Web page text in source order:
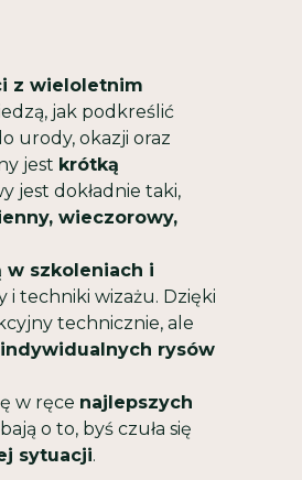
z wieloletnim
jak podkreślić
urody, okazji oraz
jest krótką
jest dokładnie taki,
wieczorowy,
szkoleniach i
i techniki wizażu. Dzięki
technicznie, ale
rysów
w ręce najlepszych
o to, byś czuła się
sytuacji.